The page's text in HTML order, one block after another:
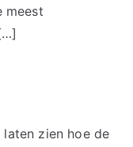
meest
zien hoe de